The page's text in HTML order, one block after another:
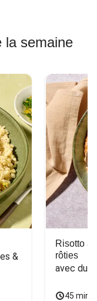
la semaine
&
Risotto
rôties
avec du
45